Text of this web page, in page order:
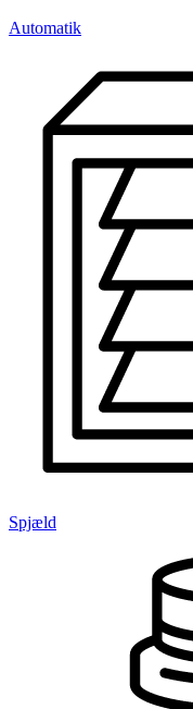
Automatik
Spjæld